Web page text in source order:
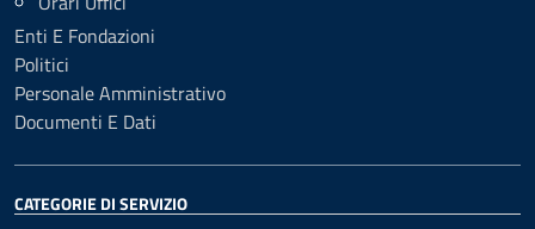
Enti E Fondazioni
Politici
Personale Amministrativo
Documenti E Dati
CATEGORIE DI SERVIZIO